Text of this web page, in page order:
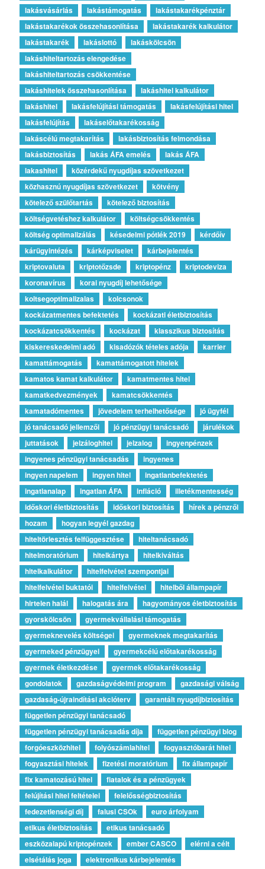
lakásvásárlás lakástámogatás
lakástakarékpénztár
lakástakarékok összehasonlítása
lakástakarék kalkulátor
lakástakarék
lakáslottó
lakáskölcsön
lakáshiteltartozás elengedése
lakáshiteltartozás csökkentése
lakáshitelek összehasonlítása
lakáshitel kalkulátor
lakáshitel
lakásfelújítási támogatás
lakásfelújítási hitel
lakásfelújítás
lakáselőtakarékosság
lakáscélú megtakarítás
lakásbiztosítás felmondása
lakásbiztosítás
lakás ÁFA emelés
lakás ÁFA
lakashitel
közérdekű nyugdíjas szövetkezet
közhasznú nyugdíjas szövetkezet
kötvény
kötelező szülőtartás
kötelező biztosítás
költségvetéshez kalkulátor
költségcsökkentés
költség optimalizálás
késedelmi pótlék 2019
kérdőív
kárügyintézés
kárképviselet
kárbejelentés
kriptovaluta
kriptotőzsde kriptopénz
kriptodeviza
koronavírus
korai nyugdíj lehetősége
koltsegoptimalizalas
kolcsonok
kockázatmentes befektetés
kockázati életbiztosítás
kockázatcsökkentés
kockázat
klasszikus biztosítás
kiskereskedelmi adó
kisadózók tételes adója
karrier
kamattámogatás
kamattámogatott hitelek
kamatos kamat kalkulátor
kamatmentes hitel
kamatkedvezmények
kamatcsökkentés
kamatadómentes
jövedelem terhelhetősége
jó ügyfél
jó tanácsadó jellemzői
jó pénzügyi tanácsadó
járulékok
juttatások
jelzáloghitel jelzalog
ingyenpénzek
ingyenes pénzügyi tanácsadás
ingyenes
ingyen napelem
ingyen hitel
ingatlanbefektetés
ingatlanalap
ingatlan ÁFA infláció
illetékmentesség
időskori életbiztosítás
időskori biztosítás
hírek a pénzről
hozam
hogyan legyél gazdag
hiteltörlesztés felfüggesztése
hiteltanácsadó
hitelmoratórium
hitelkártya
hitelkiváltás
hitelkalkulátor
hitelfelvétel szempontjai
hitelfelvétel buktatói
hitelfelvétel
hitelből állampapír
hirtelen halál
halogatás ára
hagyományos életbiztosítás
gyorskölcsön
gyermekvállalási támogatás
gyermeknevelés költségei
gyermeknek megtakarítás
gyermeked pénzügyei
gyermekcélú előtakarékosság
gyermek életkezdése
gyermek előtakarékosság
gondolatok
gazdaságvédelmi program
gazdasági válság
gazdaság-újraindítási akcióterv
garantált nyugdíjbiztosítás
független pénzügyi tanácsadó
független pénzügyi tanácsadás díja
független pénzügyi blog
forgóeszközhitel
folyószámlahitel
fogyasztóbarát hitel
fogyasztási hitelek
fizetési moratórium
fix állampapír
fix kamatozású hitel
fiatalok és a pénzügyek
felújítási hitel feltételei
felelősségbiztosítás
fedezetlenségi díj
falusi CSOk
euro árfolyam
etikus életbiztosítás
etikus tanácsadó
eszközalapú kriptopénzek
ember CASCO
elérni a célt
elsétálás joga
elektronikus kárbejelentés